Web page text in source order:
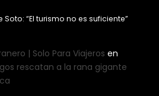
Soto: “El turismo no es suficiente”
| Solo Para Viajeros en
rescatan a la rana gigante